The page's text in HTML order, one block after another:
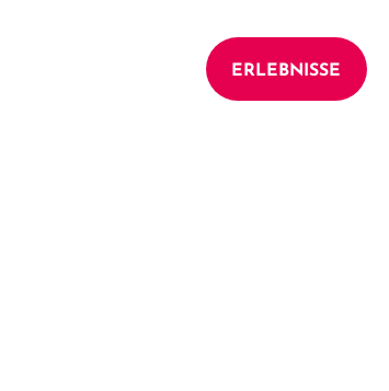
ERLEBNISSE